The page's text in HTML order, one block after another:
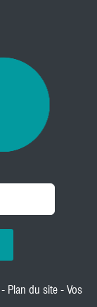
- Plan du site - Vos